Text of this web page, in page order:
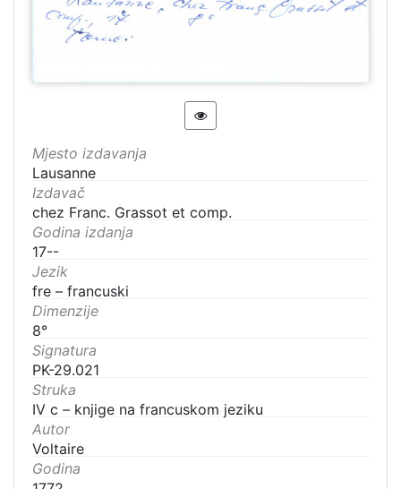
Mjesto izdavanja
Lausanne
Izdavač
chez Franc. Grassot et comp.
Godina izdanja
17--
Jezik
fre – francuski
Dimenzije
8°
Signatura
PK-29.021
Struka
IV c – knjige na francuskom jeziku
Autor
Voltaire
Godina